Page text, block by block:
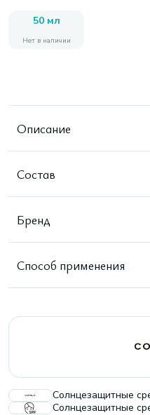
50 мл
Нет в наличии
Описание
Состав
Бренд
Способ применения
Солнцезащитные
Солнцезащитные